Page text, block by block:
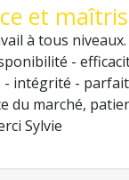
et
à tous
-
- intégrité -
du marché,
Sylvie